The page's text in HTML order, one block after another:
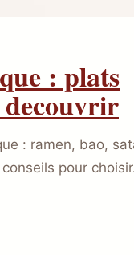
: plats
decouvrir
: ramen, bao,
pour